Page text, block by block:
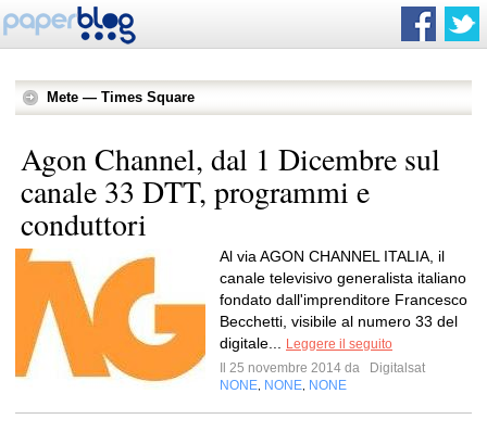
Mete — Times Square
Agon Channel, dal 1 Dicembre sul
canale 33 DTT, programmi e
conduttori
Al via AGON CHANNEL ITALIA, il
canale televisivo generalista italiano
fondato dall'imprenditore Francesco
Becchetti, visibile al numero 33 del
digitale...
Leggere il seguito
Il 25 novembre 2014 da
Digitalsat
NONE NONE NONE